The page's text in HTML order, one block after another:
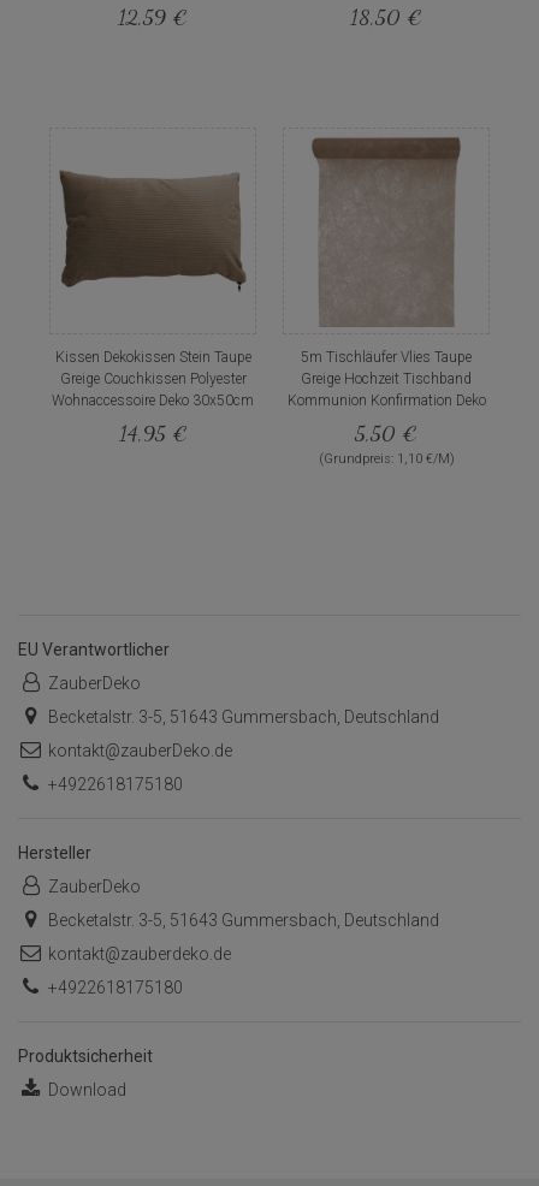
12,59 € 18,50 €
Kissen Dekokissen Stein Taupe
Greige Couchkissen Polyester
Wohnaccessoire Deko 30x50cm
14,95 €
5m Tischläufer Vlies Taupe
Greige Hochzeit Tischband
Kommunion Konfirmation Deko
5,50 €
(Grundpreis: 1,10 €/M)
EU Verantwortlicher
ZauberDeko
Becketalstr. 3-5, 51643 Gummersbach, Deutschland
kontakt@zauberDeko.de
+4922618175180
Hersteller
ZauberDeko
Becketalstr. 3-5, 51643 Gummersbach, Deutschland
kontakt@zauberdeko.de
+4922618175180
Produktsicherheit
Download